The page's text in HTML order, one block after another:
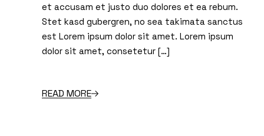
et accusam et justo duo dolores et ea rebum.
Stet kasd gubergren, no sea takimata sanctus
est Lorem ipsum dolor sit amet. Lorem ipsum
dolor sit amet, consetetur […]
READ MORE